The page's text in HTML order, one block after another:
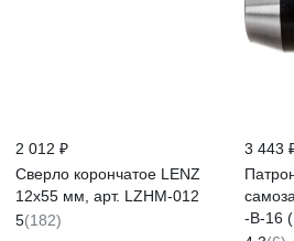
2 012 ₽
Сверло корончатое LENZ
12х55 мм, арт. LZHM-012
5(182)
3 443
-В-16